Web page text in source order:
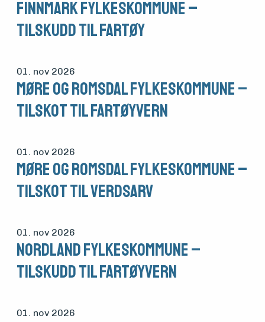
Finnmark fylkeskommune –
tilskudd til fartøy
01. nov 2026
Møre og Romsdal fylkeskommune –
tilskot til fartøyvern
01. nov 2026
Møre og Romsdal fylkeskommune –
tilskot til verdsarv
01. nov 2026
Nordland fylkeskommune –
tilskudd til fartøyvern
01. nov 2026